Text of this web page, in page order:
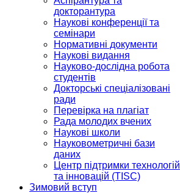
докторантура
Наукові конференції та
семінари
Нормативні документи
Наукові видання
Науково-дослідна робота
студентів
Докторські спеціалізовані
ради
Перевірка на плагіат
Рада молодих вчених
Наукові школи
Науковометричні бази
даних
Центр підтримки технологій
та інновацій (TISC)
Зимовий вступ